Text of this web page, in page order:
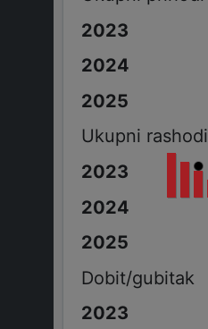
Ukupni rashodi
Dobit/gubitak